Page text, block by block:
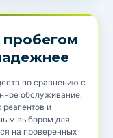
по сравнению с
обслуживание,
и
выбором для
на проверенных